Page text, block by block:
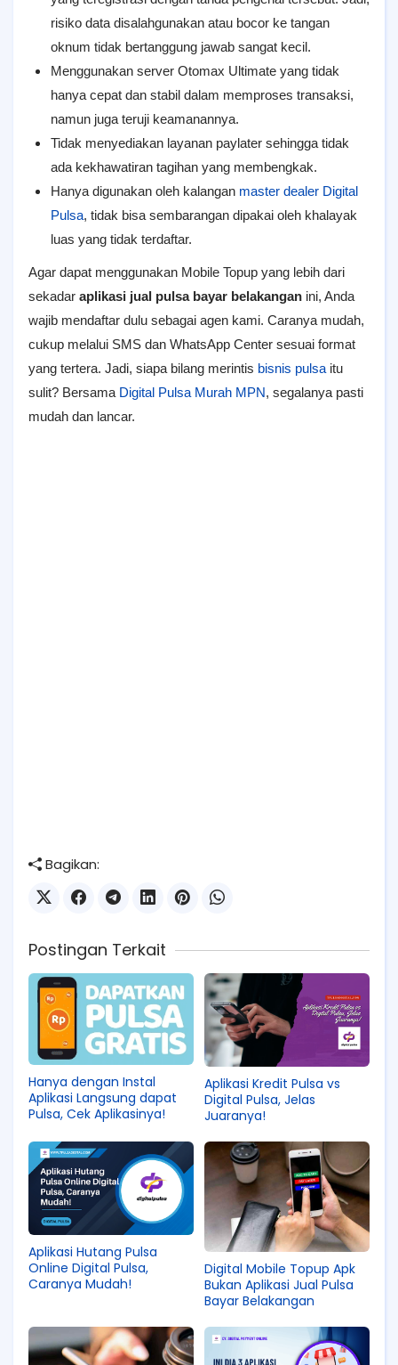
risiko data disalahgunakan atau bocor ke tangan
oknum tidak bertanggung jawab sangat kecil.
Menggunakan server Otomax Ultimate yang tidak
hanya cepat dan stabil dalam memproses transaksi,
namun juga teruji keamanannya.
Tidak menyediakan layanan paylater sehingga tidak
ada kekhawatiran tagihan yang membengkak.
Hanya digunakan oleh kalangan master dealer Digital
Pulsa, tidak bisa sembarangan dipakai oleh khalayak
luas yang tidak terdaftar.
Agar dapat menggunakan Mobile Topup yang lebih dari
sekadar aplikasi jual pulsa bayar belakangan ini, Anda
wajib mendaftar dulu sebagai agen kami. Caranya mudah,
cukup melalui SMS dan WhatsApp Center sesuai format
yang tertera. Jadi, siapa bilang merintis bisnis pulsa itu
sulit? Bersama Digital Pulsa Murah MPN, segalanya pasti
mudah dan lancar.
Bagikan:
Postingan Terkait
Hanya dengan Instal
Aplikasi Langsung dapat
Pulsa, Cek Aplikasinya!
Aplikasi Kredit Pulsa vs
Digital Pulsa, Jelas
Juaranya!
Aplikasi Hutang Pulsa
Online Digital Pulsa,
Caranya Mudah!
Digital Mobile Topup Apk
Bukan Aplikasi Jual Pulsa
Bayar Belakangan